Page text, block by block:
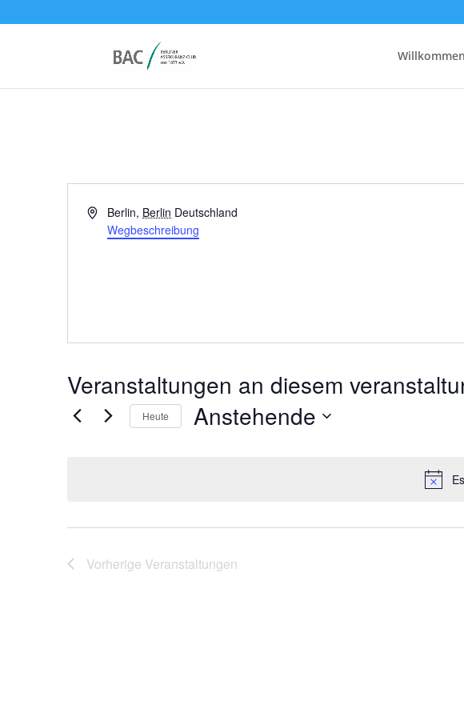
Willkommen
Adresse
Berlin, Berlin Deutschland
Wegbeschreibung
Veranstaltungen an diesem
Heute Anstehende
Vorherige Veranstaltungen